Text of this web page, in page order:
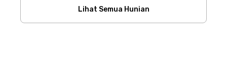
Lihat Semua Hunian